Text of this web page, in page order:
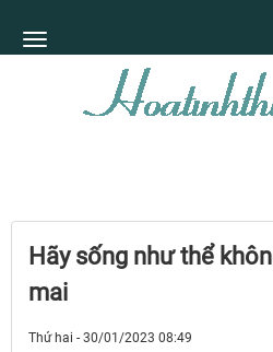
Hãy sống như thể
mai
Thứ hai - 30/01/2023 08:49